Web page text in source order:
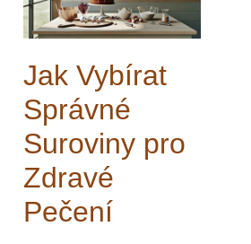
Jak Vybírat
Správné
Suroviny pro
Zdravé
Pečení